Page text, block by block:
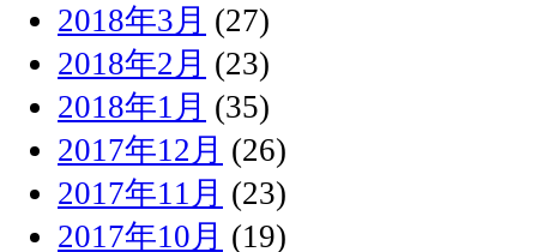
2018年3月 (27)
2018年2月 (23)
2018年1月 (35)
2017年12月 (26)
2017年11月 (23)
2017年10月 (19)